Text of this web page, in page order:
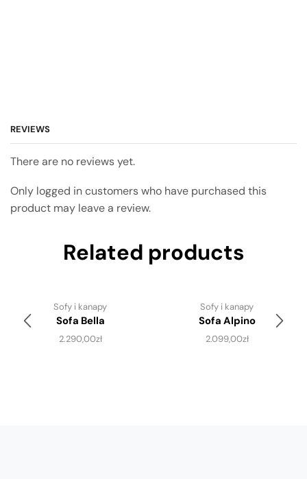
REVIEWS
There are no reviews yet.
Only logged in customers who have purchased this
product may leave a review.
Related products
Sofy i kanapy
Sofa Bella
2.290,00zł
Sofy i kanapy
Sofa Alpino
2.099,00zł